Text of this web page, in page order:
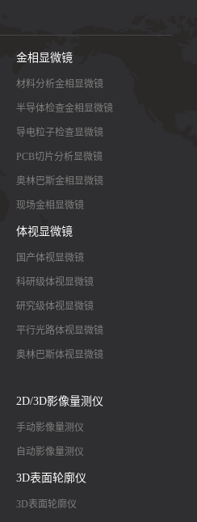
金相显微镜
材料分析金相显微镜
半导体检查金相显微镜
导电粒子检查显微镜
PCB切片分析显微镜
奥林巴斯金相显微镜
现场金相显微镜
体视显微镜
国产体视显微镜
科研级体视显微镜
研究级体视显微镜
平行光路体视显微镜
奥林巴斯体视显微镜
2D/3D影像量测仪
手动影像量测仪
自动影像量测仪
3D表面轮廓仪
3D表面轮廓仪